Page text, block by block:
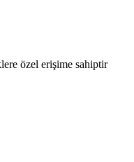
özel erişime sahiptir